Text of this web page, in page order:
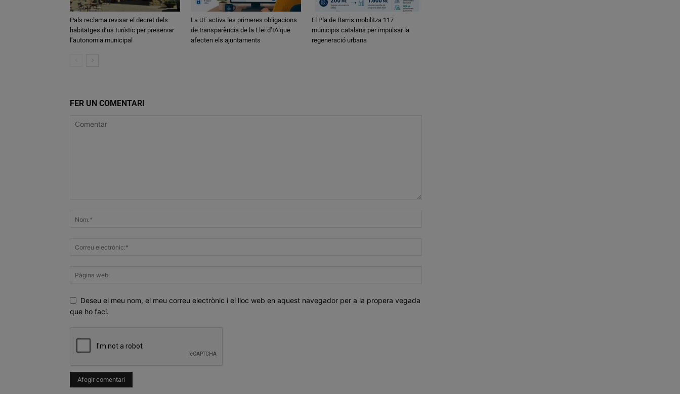
Pals reclama revisar el decret dels
habitatges d’ús turístic per preservar
l’autonomia municipal
La UE activa les primeres obligacions
de transparència de la Llei d’IA que
afecten els ajuntaments
El Pla de Barris mobilitza 117
municipis catalans per impulsar la
regeneració urbana
FER UN COMENTARI
Deseu el meu nom, el meu correu electrònic i el lloc web en aquest navegador per a la propera vegada
que ho faci.